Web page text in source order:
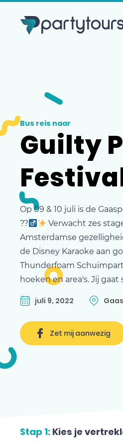
Bus reis naar
Guilty
Op 09 & 10 juli is de
??‍
Verwacht zes
Amsterdamse
de Disney Karaoke aan
Thunderfoam
hoeken en area's. Jij
juli 9, 2022
Zet mij aanwezig
Stap 1: Kies je